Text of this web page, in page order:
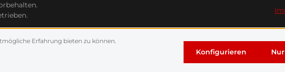
Erfahrung bieten zu können.
Konfigurieren